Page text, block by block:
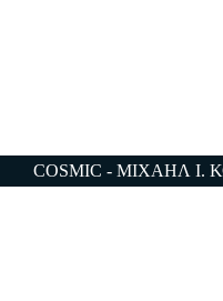
COSMIC - ΜΙΧΑΗΛ Ι.